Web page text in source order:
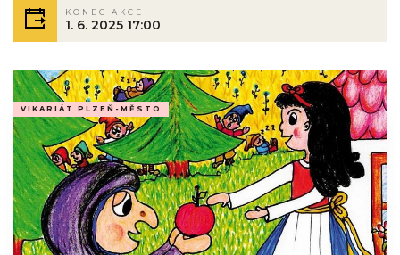
KONEC AKCE
1. 6. 2025 17:00
VIKARIÁT PLZEŇ-MĚSTO